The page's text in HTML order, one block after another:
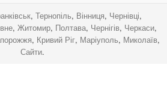
, Тернопіль, Вінниця, Чернівці,
, Житомир, Полтава, Чернігів, Черкаси,
, Кривий Ріг, Маріуполь, Миколаїв,
Сайти.